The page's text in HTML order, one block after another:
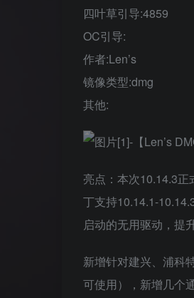
四叶草引导:4859
OC引导:
作者:Len’s
镜像类型:dmg
其他:
亮点：本次10.14.3
丁支持10.14.1-
启动的无用驱动，提
新增针对建兴、浦科
可使用），新增几个